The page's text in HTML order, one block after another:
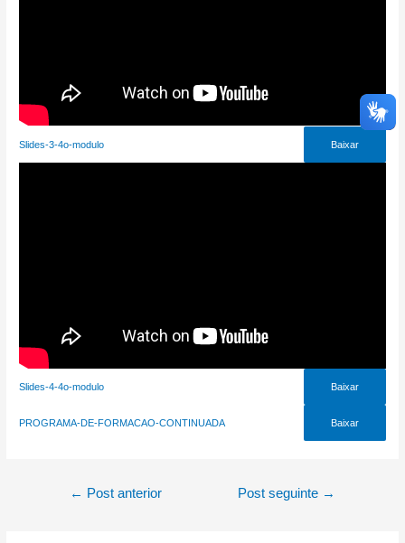
Slides-3-4o-modulo Baixar
Slides-4-4o-modulo Baixar
PROGRAMA-DE-FORMACAO-CONTINUADA Baixar
Navegação
← Post anterior Post seguinte →